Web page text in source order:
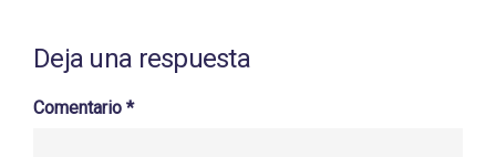
Deja una respuesta
Comentario *